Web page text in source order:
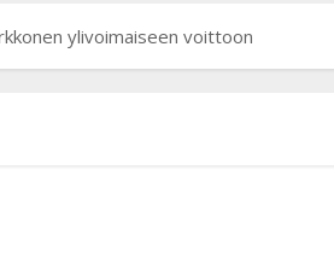
ylivoimaiseen voittoon